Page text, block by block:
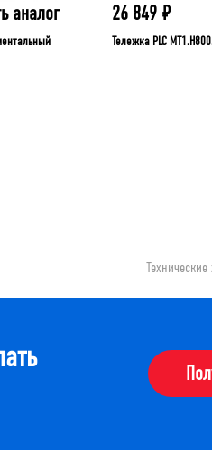
аналог 26 849 ₽
Тележка PLC